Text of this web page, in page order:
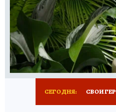
ВСЕ О КП
СЕГОДНЯ: СВОИ